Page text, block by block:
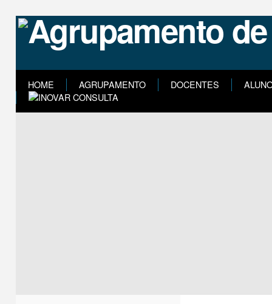
HOME AGRUPAMENTO DOCENTES